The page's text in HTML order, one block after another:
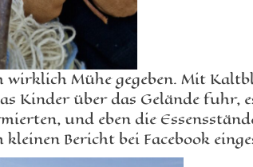
wirklich Mühe gegeben. Mit
Kinder über das Gelände fuhr,
und eben die
kleinen Bericht bei Facebook